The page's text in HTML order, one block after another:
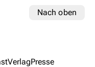
Nach oben
VerlagPresse